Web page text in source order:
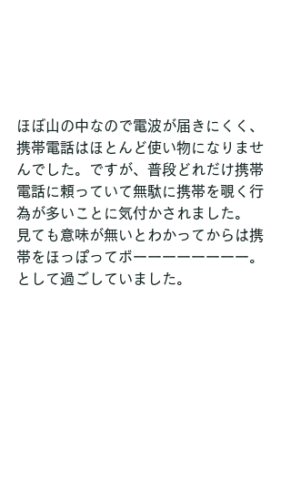
ほぼ山の中なので電波が届きにくく、
携帯電話はほとんど使い物になりませ
んでした。ですが、普段どれだけ携帯
電話に頼っていて無駄に携帯を覗く行
為が多いことに気付かされました。
見ても意味が無いとわかってからは携
帯をほっぽってボーーーーーーーー。
として過ごしていました。